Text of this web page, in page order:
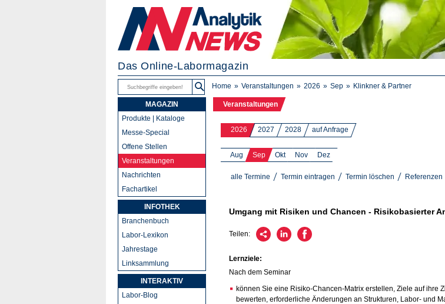
Das Online-Labormagazin
Home Veranstaltungen 2026 Sep Klinkner & Partner
Veranstaltungen
2026 2027 2028 auf Anfrage
Aug Sep Okt Nov Dez
alle Termine Termin eintragen Termin löschen Referenzen
Umgang mit Risiken und Chancen - Risikobasierter
Teilen:
Lernziele:
Nach dem Seminar
können Sie eine Risiko-Chancen-Matrix erstellen, Ziele auf ihre
bewerten, erforderliche Änderungen an Strukturen, Labor- und
MAGAZIN
Produkte | Kataloge
Messe-Special
Offene Stellen
Veranstaltungen
Nachrichten
Fachartikel
INFOTHEK
Branchenbuch
Labor-Lexikon
Jahrestage
Linksammlung
INTERAKTIV
Labor-Blog